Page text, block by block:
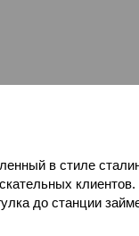
в стиле
до станции